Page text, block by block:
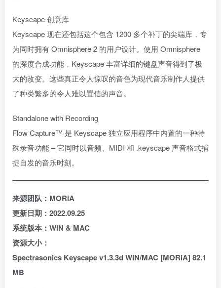
Keyscape 创意库
Keyscape 现在还包括这个包含 1200 多个补丁的尖端库，专
为同时拥有 Omnisphere 2 的用户设计。使用 Omnisphere
的深度合成功能，Keyscape 丰富详细的键盘声音得到了极
大的改变。这些真正令人惊叹的音色为现代音乐制作人提供
了种类繁多的令人难以置信的声音。
Standalone with Recording
Flow Capture™ 是 Keyscape 独立应用程序中内置的一种特
殊录音功能 – 它同时以音频、MIDI 和 .keyscape 声音格式捕
捉自发的音乐时刻。
来源团队：MORiA
更新日期：2022.09.25
系统版本：WIN & MAC
资源大小：
Spectrasonics Keyscape v1.3.3d WIN/MAC [MORiA] 82.1
MB